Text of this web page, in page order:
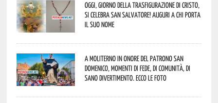
Oggi, giorno della Trasfigurazione di Cristo,
si celebra San Salvatore! Auguri a chi porta
il suo nome
A Moliterno in onore del Patrono San
Domenico, momenti di fede, di comunità, di
sano divertimento. Ecco le foto